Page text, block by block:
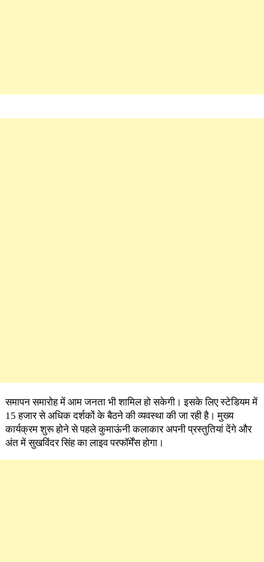
समापन समारोह में आम जनता भी शामिल हो सकेगी। इसके लिए स्टेडियम में
15 हजार से अधिक दर्शकों के बैठने की व्यवस्था की जा रही है। मुख्य
कार्यक्रम शुरू होने से पहले कुमाऊंनी कलाकार अपनी प्रस्तुतियां देंगे और
अंत में सुखविंदर सिंह का लाइव परफॉर्मेंस होगा।